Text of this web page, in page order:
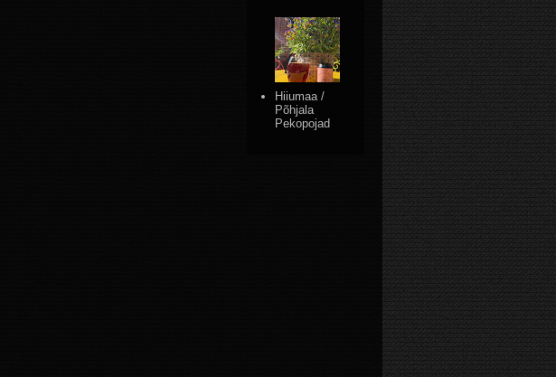
Hiiumaa /
Põhjala
Pekopojad